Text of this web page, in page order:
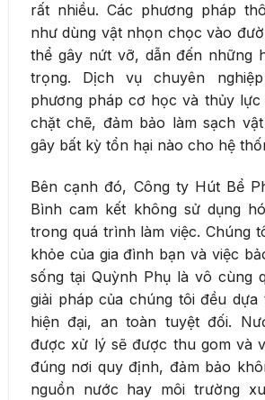
rất nhiều. Các phương pháp
như dùng vật nhọn chọc vào
thể gây nứt vỡ, dẫn đến những
trọng. Dịch vụ chuyên
phương pháp cơ học và thủy lực
chặt chẽ, đảm bảo làm sạch
gây bất kỳ tổn hại nào cho hệ
Bên cạnh đó, Công ty Hút Bể
Bình cam kết không sử dụng
trong quá trình làm việc. Chúng
khỏe của gia đình bạn và việc
sống tại Quỳnh Phụ là vô cùng
giải pháp của chúng tôi đều
hiện đại, an toàn tuyệt đối.
được xử lý sẽ được thu gom và
đúng nơi quy định, đảm bảo
nguồn nước hay môi trường